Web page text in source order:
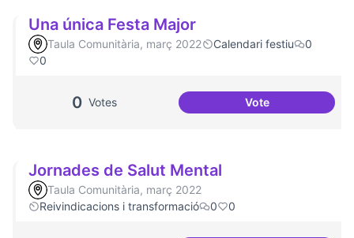
Una única Festa Major
Taula Comunitària, març 2022 Calendari festiu
0
0
0 Votes VoteUna única Festa
Jornades de Salut Mental
Taula Comunitària, març 2022
Reivindicacions i transformació
0 0